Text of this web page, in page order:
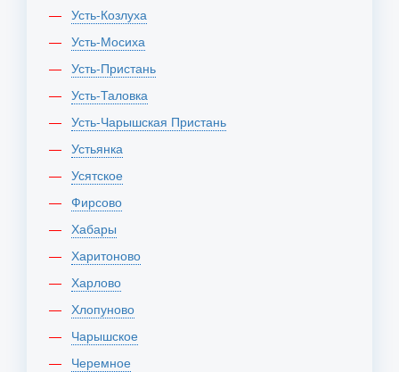
Усть-Козлуха
Усть-Мосиха
Усть-Пристань
Усть-Таловка
Усть-Чарышская Пристань
Устьянка
Усятское
Фирсово
Хабары
Харитоново
Харлово
Хлопуново
Чарышское
Черемное